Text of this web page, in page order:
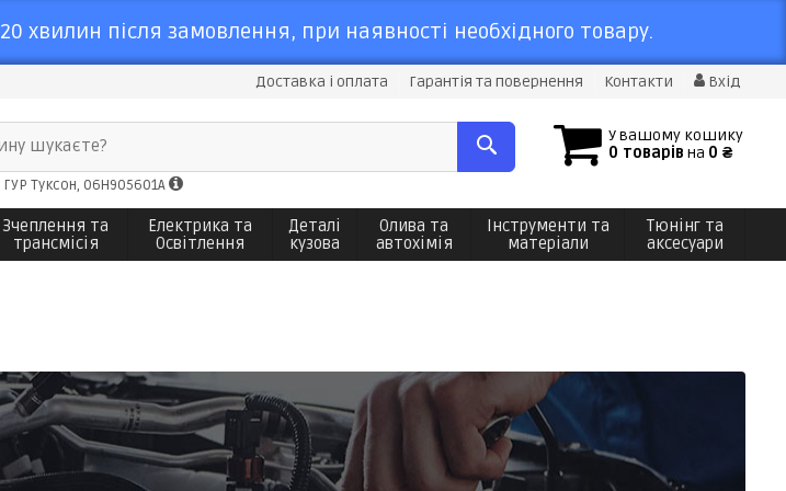
хвилин після замовлення, при наявності необхідного товару.
Доставка і оплата Гарантія та повернення Контакти Вхід
У вашому кошику
0 товарів на 0 ₴
шукаєте?
Туксон, 06H905601A
Зчеплення та
трансмісія
Електрика та
Освітлення
Деталі
кузова
Олива та
автохімія
Інструменти та
матеріали
Тюнінг та
аксесуари